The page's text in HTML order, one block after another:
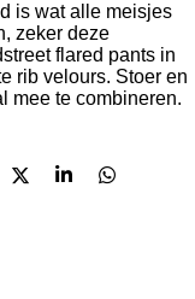
is wat alle meisjes
zeker deze
flared pants in
rib velours. Stoer en
mee te combineren.
D
S
D